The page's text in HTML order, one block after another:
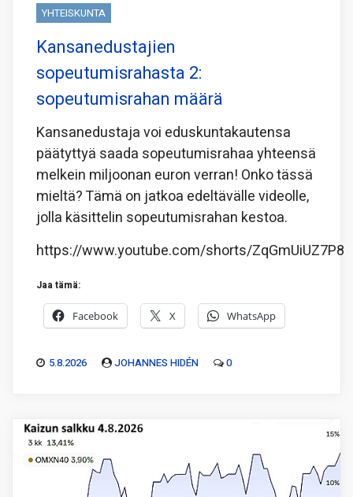
YHTEISKUNTA
Kansanedustajien
sopeutumisrahasta 2:
sopeutumisrahan määrä
Kansanedustaja voi eduskuntakautensa
päätyttyä saada sopeutumisrahaa yhteensä
melkein miljoonan euron verran! Onko tässä
mieltä? Tämä on jatkoa edeltävälle videolle,
jolla käsittelin sopeutumisrahan kestoa.
https://www.youtube.com/shorts/ZqGmUiUZ7P8
Jaa tämä:
Facebook X WhatsApp
5.8.2026 JOHANNES HIDÉN 0